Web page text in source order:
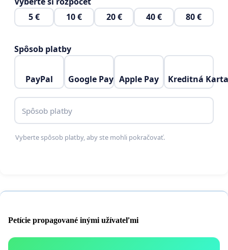
strategia-ochrany-a-podpory-ludskych-prav-v-sr/
5 €
10 € 20 € 40 € 80 €
Spôsob platby
PayPal Google Pay Apple Pay Kreditná Karta
Spôsob platby
Vyberte spôsob platby, aby ste mohli pokračovať.
Petície propagované inými užívateľmi